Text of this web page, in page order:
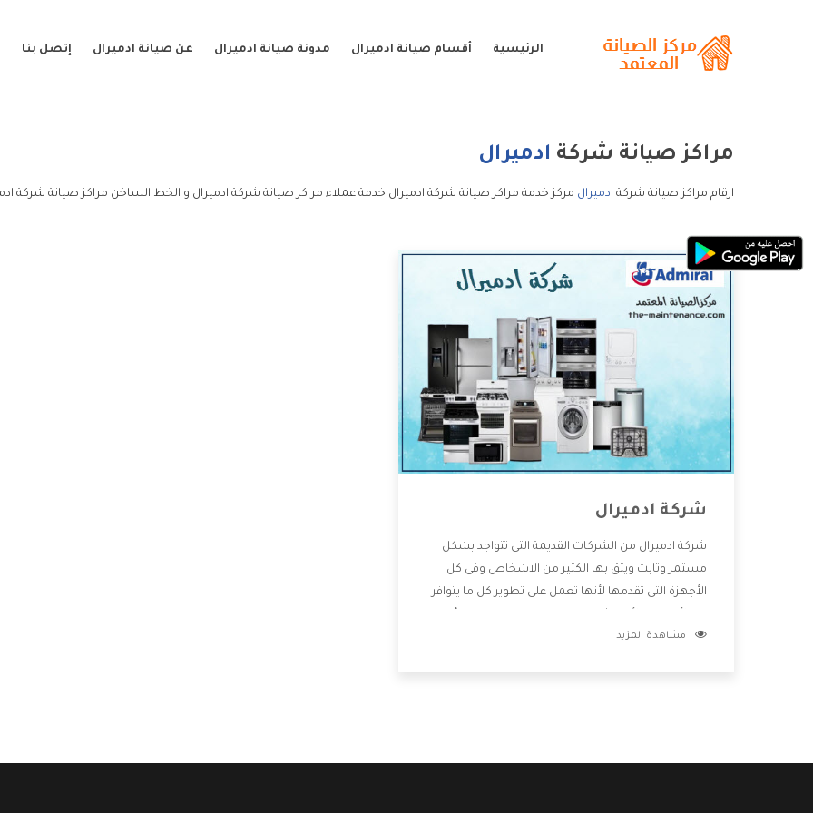
الرئيسية أقسام صيانة ادميرال مدونة صيانة ادميرال عن صيانة ادميرال إتصل بنا
مراكز صيانة شركة ادميرال
ارقام مراكز صيانة شركة ادميرال مركز خدمة مراكز صيانة شركة ادميرال خدمة عملاء مراكز صيانة شركة ادميرال و الخط الساخن مراكز صيانة شركة
شركة ادميرال
شركة ادميرال من الشركات القديمة التى تتواجد بشكل
مستمر وثابت ويثق بها الكثير من الاشخاص وفى كل
الأجهزة التى تقدمها لأنها تعمل على تطوير كل ما يتوافر
خدمات ما بعد البيع مع المنتجات وتقدم للعملاء أقوى
مشاهدة المزيد